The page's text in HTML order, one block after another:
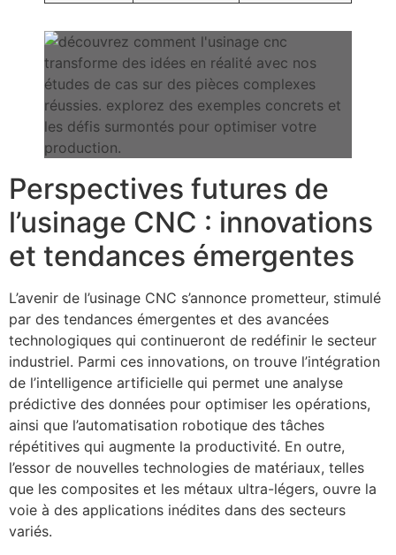
Perspectives futures de
l’usinage CNC : innovations
et tendances émergentes
L’avenir de l’usinage CNC s’annonce prometteur, stimulé
par des tendances émergentes et des avancées
technologiques qui continueront de redéfinir le secteur
industriel. Parmi ces innovations, on trouve l’intégration
de l’intelligence artificielle qui permet une analyse
prédictive des données pour optimiser les opérations,
ainsi que l’automatisation robotique des tâches
répétitives qui augmente la productivité. En outre,
l’essor de nouvelles technologies de matériaux, telles
que les composites et les métaux ultra-légers, ouvre la
voie à des applications inédites dans des secteurs
variés.